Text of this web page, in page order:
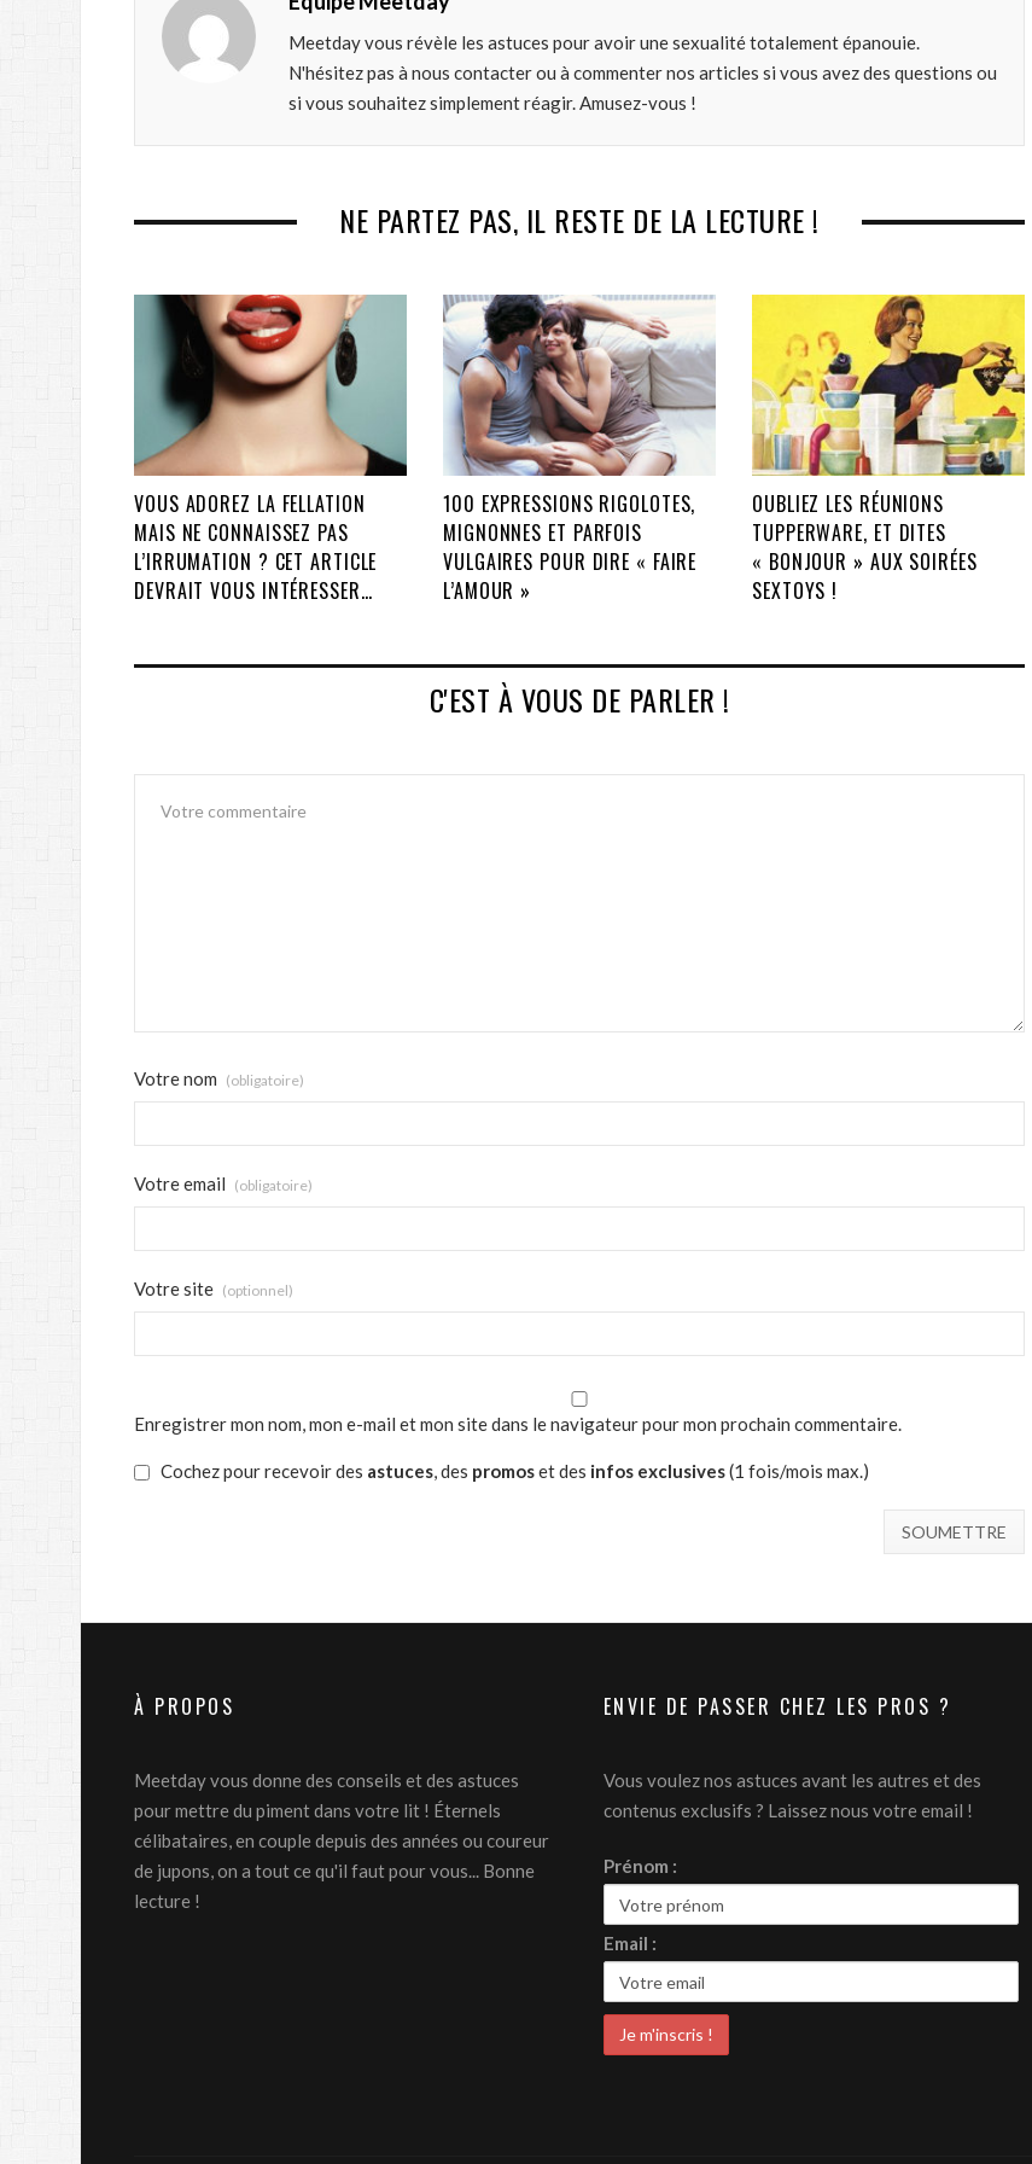
o
k
r
+
n
Meetday vous révèle les astuces pour avoir une sexualité totalement épanouie.
N'hésitez pas à nous contacter ou à commenter nos articles si vous avez des questions ou
si vous souhaitez simplement réagir. Amusez-vous !
NE PARTEZ PAS, IL RESTE DE LA LECTURE !
VOUS ADOREZ LA FELLATION
MAIS NE CONNAISSEZ PAS
L’IRRUMATION ? CET ARTICLE
DEVRAIT VOUS INTÉRESSER…
100 EXPRESSIONS RIGOLOTES,
MIGNONNES ET PARFOIS
VULGAIRES POUR DIRE « FAIRE
L’AMOUR »
OUBLIEZ LES RÉUNIONS
TUPPERWARE, ET DITES
« BONJOUR » AUX SOIRÉES
SEXTOYS !
C'EST À VOUS DE PARLER !
Votre nom (obligatoire)
Votre email (obligatoire)
Votre site (optionnel)
Enregistrer mon nom, mon e-mail et mon site dans le navigateur pour mon prochain commentaire.
Cochez pour recevoir des astuces, des promoset des infos exclusives(1 fois/mois max.)
À PROPOS
Meetday vous donne des conseils et des astuces
pour mettre du piment dans votre lit ! Éternels
célibataires, en couple depuis des années ou coureur
de jupons, on a tout ce qu'il faut pour vous... Bonne
lecture !
ENVIE DE PASSER CHEZ LES PROS ?
Vous voulez nos astuces avant les autres et des
contenus exclusifs ? Laissez nous votre email !
Prénom :
Email :